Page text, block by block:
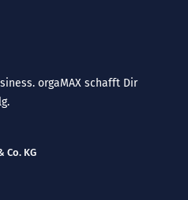
orgaMAX schafft Dir
Co. KG